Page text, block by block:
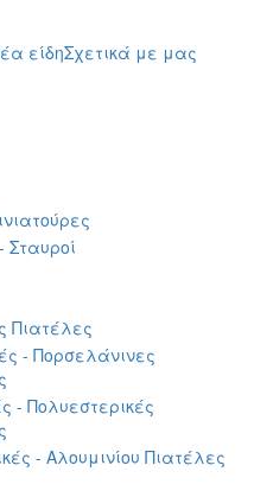
είδηΣχετικά με μας
Σταυροί
Πιατέλες
- Πορσελάνινες
- Πολυεστερικές
- Αλουμινίου Πιατέλες